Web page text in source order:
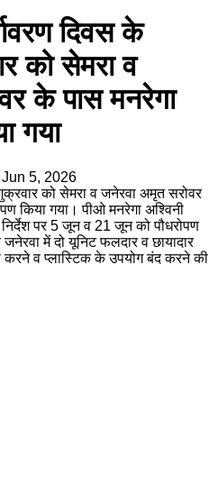
दिवस के
को सेमरा व
के पास मनरेगा
गया
Jun 5, 2026
को सेमरा व जनेरवा अमृत सरोवर
किया गया। पीओ मनरेगा अश्विनी
पर 5 जून व 21 जून को पौधरोपण
में दो यूनिट फलदार व छायादार
करने व प्लास्टिक के उपयोग बंद करने की